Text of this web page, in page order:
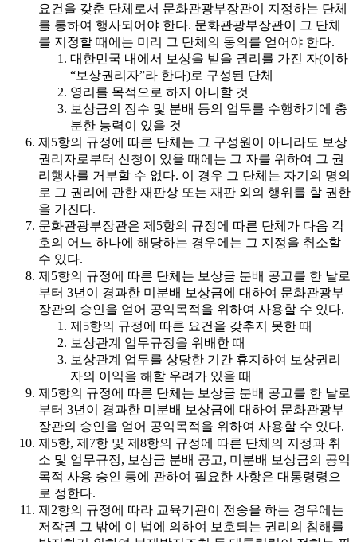
요건을 갖춘 단체로서 문화관광부장관이 지정하는 단체
를 통하여 행사되어야 한다. 문화관광부장관이 그 단체
를 지정할 때에는 미리 그 단체의 동의를 얻어야 한다.
대한민국 내에서 보상을 받을 권리를 가진 자(이하
“보상권리자”라 한다)로 구성된 단체
영리를 목적으로 하지 아니할 것
보상금의 징수 및 분배 등의 업무를 수행하기에 충
분한 능력이 있을 것
제5항의 규정에 따른 단체는 그 구성원이 아니라도 보상
권리자로부터 신청이 있을 때에는 그 자를 위하여 그 권
리행사를 거부할 수 없다. 이 경우 그 단체는 자기의 명의
로 그 권리에 관한 재판상 또는 재판 외의 행위를 할 권한
을 가진다.
문화관광부장관은 제5항의 규정에 따른 단체가 다음 각
호의 어느 하나에 해당하는 경우에는 그 지정을 취소할
수 있다.
제5항의 규정에 따른 단체는 보상금 분배 공고를 한 날로
부터 3년이 경과한 미분배 보상금에 대하여 문화관광부
장관의 승인을 얻어 공익목적을 위하여 사용할 수 있다.
제5항의 규정에 따른 요건을 갖추지 못한 때
보상관계 업무규정을 위배한 때
보상관계 업무를 상당한 기간 휴지하여 보상권리
자의 이익을 해할 우려가 있을 때
제5항의 규정에 따른 단체는 보상금 분배 공고를 한 날로
부터 3년이 경과한 미분배 보상금에 대하여 문화관광부
장관의 승인을 얻어 공익목적을 위하여 사용할 수 있다.
제5항, 제7항 및 제8항의 규정에 따른 단체의 지정과 취
소 및 업무규정, 보상금 분배 공고, 미분배 보상금의 공익
목적 사용 승인 등에 관하여 필요한 사항은 대통령령으
로 정한다.
제2항의 규정에 따라 교육기관이 전송을 하는 경우에는
저작권 그 밖에 이 법에 의하여 보호되는 권리의 침해를